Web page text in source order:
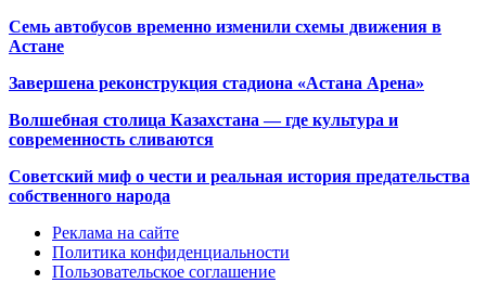
Семь автобусов временно изменили схемы движения в
Астане
Завершена реконструкция стадиона «Астана Арена»
Волшебная столица Казахстана — где культура и
современность сливаются
Советский миф о чести и реальная история предательства
собственного народа
Реклама на сайте
Политика конфиденциальности
Пользовательское соглашение